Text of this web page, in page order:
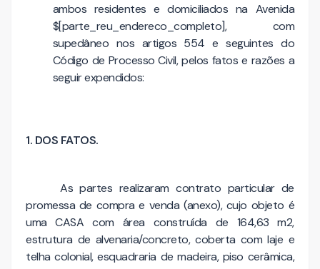
ambos residentes e domiciliados na Avenida
$[parte_reu_endereco_completo], com
supedâneo nos artigos 554 e seguintes do
Código de Processo Civil, pelos fatos e razões a
seguir expendidos:
1. DOS FATOS.
As partes realizaram contrato particular de
promessa de compra e venda (anexo), cujo objeto é
uma CASA com área construída de 164,63 m2,
estrutura de alvenaria/concreto, coberta com laje e
telha colonial, esquadraria de madeira, piso cerâmica,